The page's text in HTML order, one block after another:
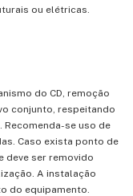
ou elétricas.
do CD, remoção
conjunto, respeitando
se uso de
Caso exista ponto de
deve ser removido
A instalação
do equipamento.